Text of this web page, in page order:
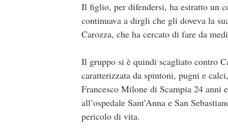
Il figlio, per difendersi, ha estratto un
continuava a dirgli che gli doveva la
Carozza, che ha cercato di fare da
Il gruppo si è quindi scagliato contro
caratterizzata da spintoni, pugni e
Francesco Milone di Scampia 24 anni
all’ospedale Sant’Anna e San
pericolo di vita.